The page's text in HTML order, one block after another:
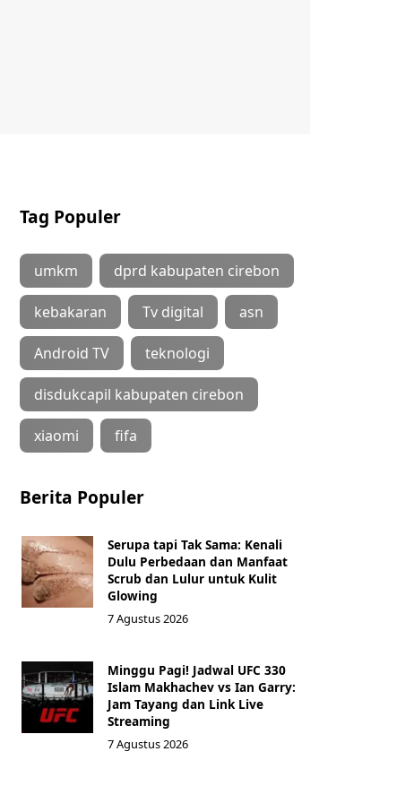
Tag Populer
umkm dprd kabupaten cirebon
kebakaran Tv digital asn
Android TV teknologi
disdukcapil kabupaten cirebon
xiaomi fifa
Berita Populer
Serupa tapi Tak Sama: Kenali
Dulu Perbedaan dan Manfaat
Scrub dan Lulur untuk Kulit
Glowing
7 Agustus 2026
Minggu Pagi! Jadwal UFC 330
Islam Makhachev vs Ian Garry:
Jam Tayang dan Link Live
Streaming
7 Agustus 2026